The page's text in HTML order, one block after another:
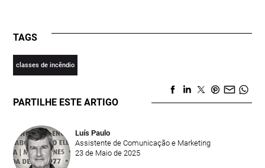
TAGS
classes de incêndio
PARTILHE ESTE ARTIGO
Luís Paulo
Assistente de Comunicação e Marketing
23 de Maio de 2025